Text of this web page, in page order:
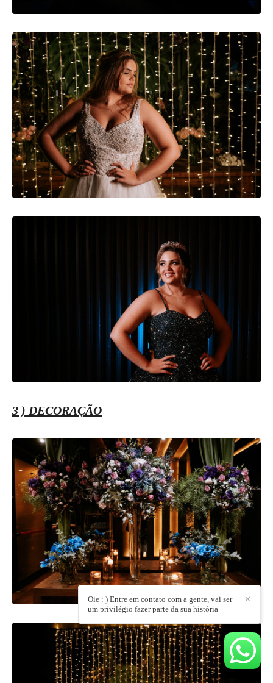
3 ) DECORAÇÃO
✕
Oie : ) Entre em contato com a gente, vai ser
um privilégio fazer parte da sua história